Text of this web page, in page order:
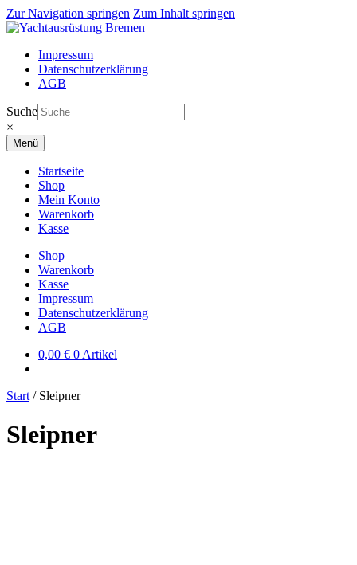
Zur Navigation springen Zum Inhalt springen
Impressum
Datenschutzerklärung
AGB
Suche
×
Menü
Startseite
Shop
Mein Konto
Warenkorb
Kasse
Shop
Warenkorb
Kasse
Impressum
Datenschutzerklärung
AGB
0,00 € 0 Artikel
Start / Sleipner
Sleipner